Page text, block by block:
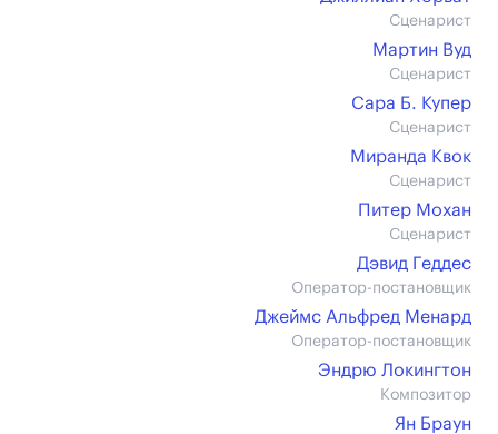
Сценарист
Мартин Вуд
Сценарист
Сара Б. Купер
Сценарист
Миранда Квок
Сценарист
Питер Мохан
Сценарист
Дэвид Геддес
Оператор-постановщик
Джеймс Альфред Менард
Оператор-постановщик
Эндрю Локингтон
Композитор
Ян Браун